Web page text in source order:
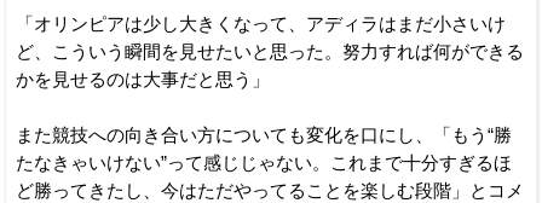
「オリンピアは少し大きくなって、アディラはまだ小さいけ
ど、こういう瞬間を見せたいと思った。努力すれば何ができる
かを見せるのは大事だと思う」
また競技への向き合い方についても変化を口にし、「もう“勝
たなきゃいけない”って感じじゃない。これまで十分すぎるほ
ど勝ってきたし、今はただやってることを楽しむ段階」とコメ